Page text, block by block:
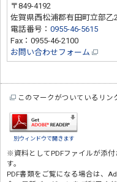
〒849-4192
佐賀県西松浦郡有田町立部乙
電話番号：0955-46-5615
Fax：0955-46-2100
お問い合わせフォーム
このマークがついているリ
別ウィンドウで開きます
※資料としてPDFファイルが添付
す。
PDF書類をご覧になる場合は、